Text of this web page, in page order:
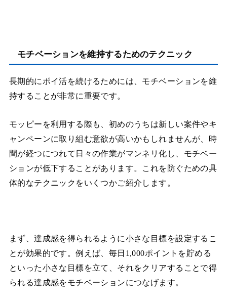
モチベーションを維持するためのテクニック
長期的にポイ活を続けるためには、モチベーションを維
持することが非常に重要です。
モッピーを利用する際も、初めのうちは新しい案件やキ
ャンペーンに取り組む意欲が高いかもしれませんが、時
間が経つにつれて日々の作業がマンネリ化し、モチベー
ションが低下することがあります。これを防ぐための具
体的なテクニックをいくつかご紹介します。
まず、達成感を得られるように小さな目標を設定するこ
とが効果的です。例えば、毎日1,000ポイントを貯める
といった小さな目標を立て、それをクリアすることで得
られる達成感をモチベーションにつなげます。